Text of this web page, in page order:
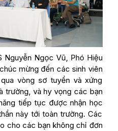
Nguyễn Ngọc Vũ, Phó Hiệu
mừng đến các sinh viên
vòng sơ tuyển và xứng
trường, và hy vọng các bạn
tiếp tục được nhận học
này tới toàn trường. Các
cho các bạn không chỉ đơn